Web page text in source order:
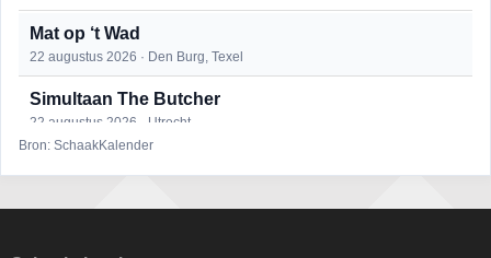
Mat op ‘t Wad
22 augustus 2026 · Den Burg, Texel
Simultaan The Butcher
22 augustus 2026 · Utrecht
25 augustus 2026 · Bunschoten-Spakenburg
Bron: SchaakKalender